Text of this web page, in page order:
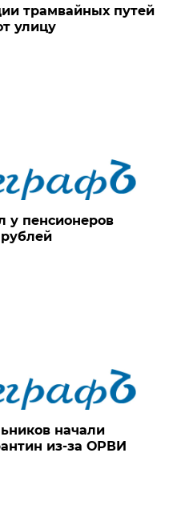
трамвайных путей
улицу
у пенсионеров
начали
из-за ОРВИ